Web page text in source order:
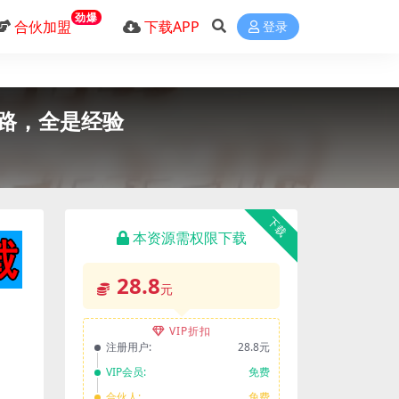
合伙加盟 劲爆 下载APP 登录
，全是经验
下载
本资源需权限下载
28.8元
VIP折扣
注册用户:
28.8元
VIP会员:
免费